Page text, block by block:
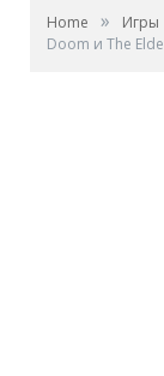
Home » Игры
Doom и The